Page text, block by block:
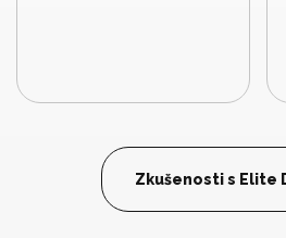
Zkušenosti s Elite